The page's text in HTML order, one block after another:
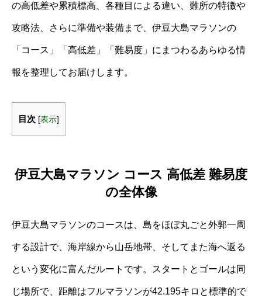
の高低差や累積標高、各種目による違い、難所の特徴や
攻略法、さらに準備や装備まで、伊豆大島マラソンの
「コース」「高低差」「難易度」にまつわるあらゆる情
報を整理してお届けします。
目次 [表示]
伊豆大島マラソン コース 高低差 難易度
の全体像
伊豆大島マラソンのコースは、島をほぼ丸ごと外郭一周
する設計で、海岸線から山岳地帯、そしてまた海へ返る
という変化に富んだルートです。スタートとゴールは同
じ場所で、距離はフルマラソンが42.195キロと標準的で